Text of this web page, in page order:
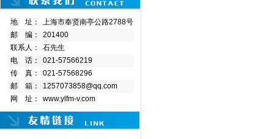
地 址：
上海市奉贤南亭公路2788号
邮 编：
201400
联系人：
石先生
电 话：
021-57566219
传 真：
021-57568296
邮 箱：
1257073858@qq.com
网 址：
www.ylfm-v.com